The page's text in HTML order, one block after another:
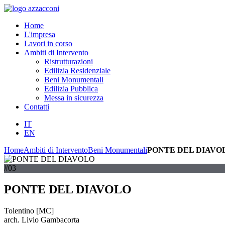
Home
L'impresa
Lavori in corso
Ambiti di Intervento
Ristrutturazioni
Edilizia Residenziale
Beni Monumentali
Edilizia Pubblica
Messa in sicurezza
Contatti
IT
EN
HomeAmbiti di InterventoBeni MonumentaliPONTE DEL
#03
PONTE DEL DIAVOLO
Tolentino [MC]
arch. Livio Gambacorta